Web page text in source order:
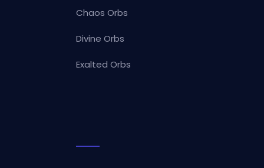
Chaos Orbs
Divine Orbs
Exalted Orbs